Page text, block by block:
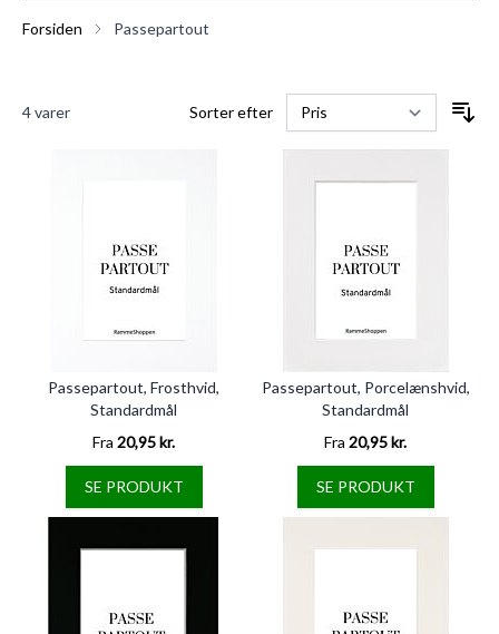
Forsiden Passepartout
4varer Sorter efter
Passepartout, Frosthvid,
Standardmål
Fra 20,95 kr.
SE PRODUKT
Passepartout, Porcelænshvid,
Standardmål
Fra 20,95 kr.
SE PRODUKT